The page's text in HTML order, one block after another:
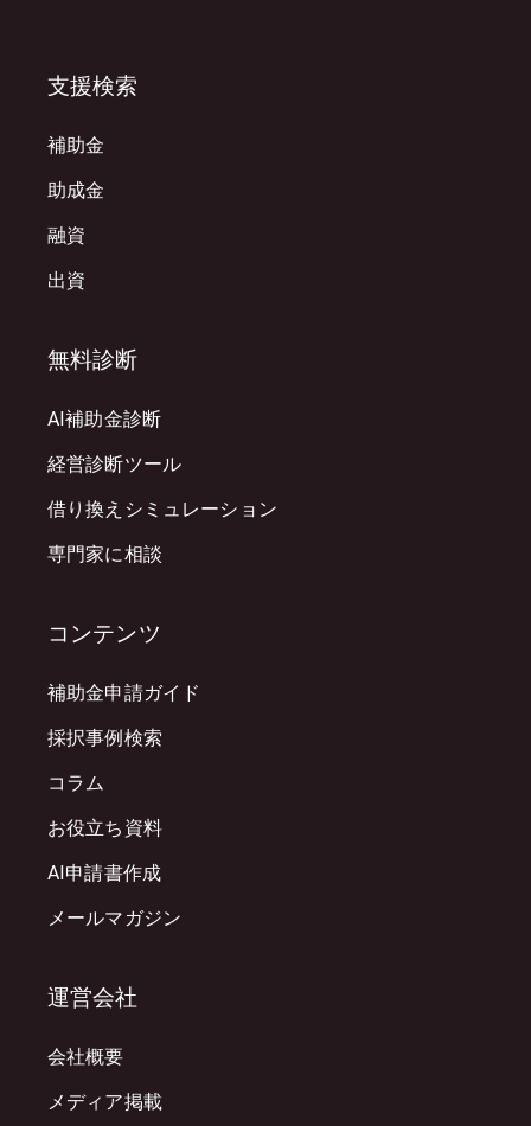
支援検索
補助金
助成金
融資
出資
無料診断
AI補助金診断
経営診断ツール
借り換えシミュレーション
専門家に相談
コンテンツ
補助金申請ガイド
採択事例検索
コラム
お役立ち資料
AI申請書作成
メールマガジン
運営会社
会社概要
メディア掲載